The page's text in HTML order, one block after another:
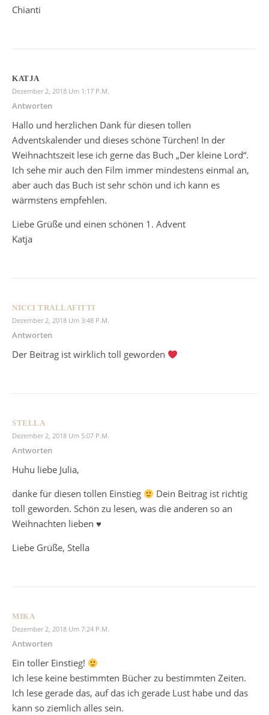
Chianti
KATJA
Dezember 2, 2018 Um 1:17 P.m.
Antworten
Hallo und herzlichen Dank für diesen tollen
Adventskalender und dieses schöne Türchen! In der
Weihnachtszeit lese ich gerne das Buch „Der kleine Lord“.
Ich sehe mir auch den Film immer mindestens einmal an,
aber auch das Buch ist sehr schön und ich kann es
wärmstens empfehlen.
Liebe Grüße und einen schönen 1. Advent
Katja
NICCI TRALLAFITTI
Dezember 2, 2018 Um 3:48 P.m.
Antworten
Der Beitrag ist wirklich toll geworden
STELLA
Dezember 2, 2018 Um 5:07 P.m.
Antworten
Huhu liebe Julia,
danke für diesen tollen Einstieg
Dein Beitrag ist richtig
toll geworden. Schön zu lesen, was die anderen so an
Weihnachten lieben ♥
Liebe Grüße, Stella
MIKA
Dezember 2, 2018 Um 7:24 P.m.
Antworten
Ein toller Einstieg!
Ich lese keine bestimmten Bücher zu bestimmten Zeiten.
Ich lese gerade das, auf das ich gerade Lust habe und das
kann so ziemlich alles sein.